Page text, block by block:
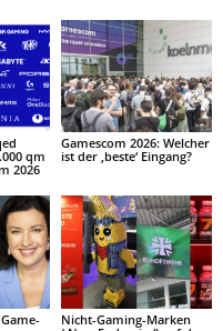
qm
2026
Gamescom 2026: Welcher
ist der ‚beste‘ Eingang?
Nicht-Gaming-Marken